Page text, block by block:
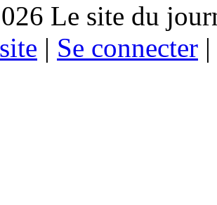
Le site du
| Se connecter |